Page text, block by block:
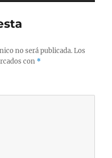
t
a
no será publicada. Los
con *